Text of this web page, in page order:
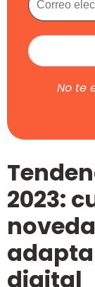
No te
2023:
digital